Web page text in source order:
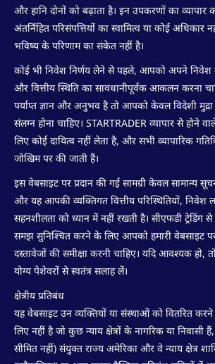
और हानि दोनों को बढ़ाता है। इन उपकरणों का
अंतर्निहित परिसंपत्तियों का स्वामित्व या कोई अधिकार
भविष्य के परिणाम का संकेत नहीं है।
कोई भी निवेश निर्णय लेने से पहले, आपको अपने निवेश
और वित्तीय स्थिति का सावधानीपूर्वक आकलन करना
पर्याप्त ज्ञान और अनुभव है तो आपको केवल विदेशी
संलग्न होना चाहिए। STARTRADER व्यापार से होने
लिए कोई दायित्व नहीं लेता है, और सभी व्यापारिक
जोखिम पर की जाती हैं।
इस वेबसाइट पर प्रदान की गई सामग्री केवल सामान्य
और यह आपकी व्यक्तिगत वित्तीय परिस्थितियों, निवेश
सहनशीलता को ध्यान में नहीं रखती है। सीएफडी ट्रेडिंग
समझ सुनिश्चित करने के लिए आपको हमारी वेबसाइट
दस्तावेजों की समीक्षा करनी चाहिए। यदि आवश्यक
योग्य पेशेवरों से स्वतंत्र सलाह लें।
क्षेत्रीय प्रतिबंध
यह वेबसाइट उन व्यक्तियों या संस्थाओं को वितरित
लिए नहीं है जो कुछ न्याय क्षेत्रों के नागरिक या निवासी
सीमित नहीं) संयुक्त राज्य अमेरिका और वे न्याय क्षेत्र